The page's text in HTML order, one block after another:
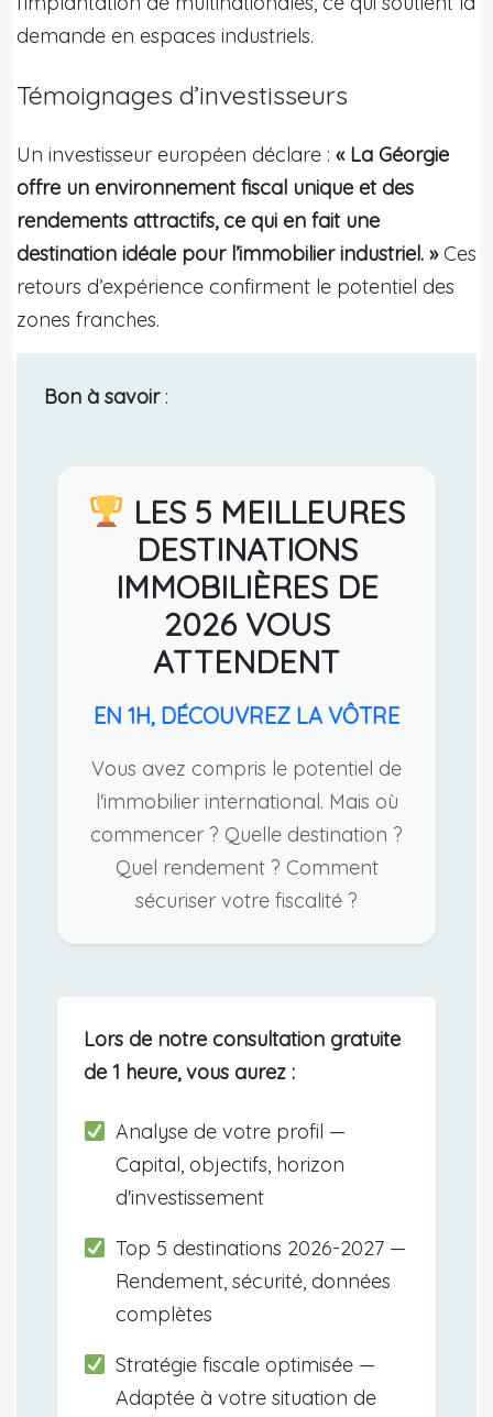
demande en espaces industriels.
Témoignages d’investisseurs
Un investisseur européen déclare : « La Géorgie
offre un environnement fiscal unique et des
rendements attractifs, ce qui en fait une
destination idéale pour l’immobilier industriel. »Ces
retours d’expérience confirment le potentiel des
zones franches.
Bon à savoir:
LES 5 MEILLEURES
DESTINATIONS
IMMOBILIÈRES DE
2026 VOUS
ATTENDENT
EN 1H, DÉCOUVREZ LA VÔTRE
Vous avez compris le potentiel de
l'immobilier international. Mais où
commencer ? Quelle destination ?
Quel rendement ? Comment
sécuriser votre fiscalité ?
Lors de notre consultation gratuite
de 1 heure, vous aurez :
Analyse de votre profil —
Capital, objectifs, horizon
d'investissement
Top 5 destinations 2026-2027 —
Rendement, sécurité, données
complètes
Stratégie fiscale optimisée —
Adaptée à votre situation de